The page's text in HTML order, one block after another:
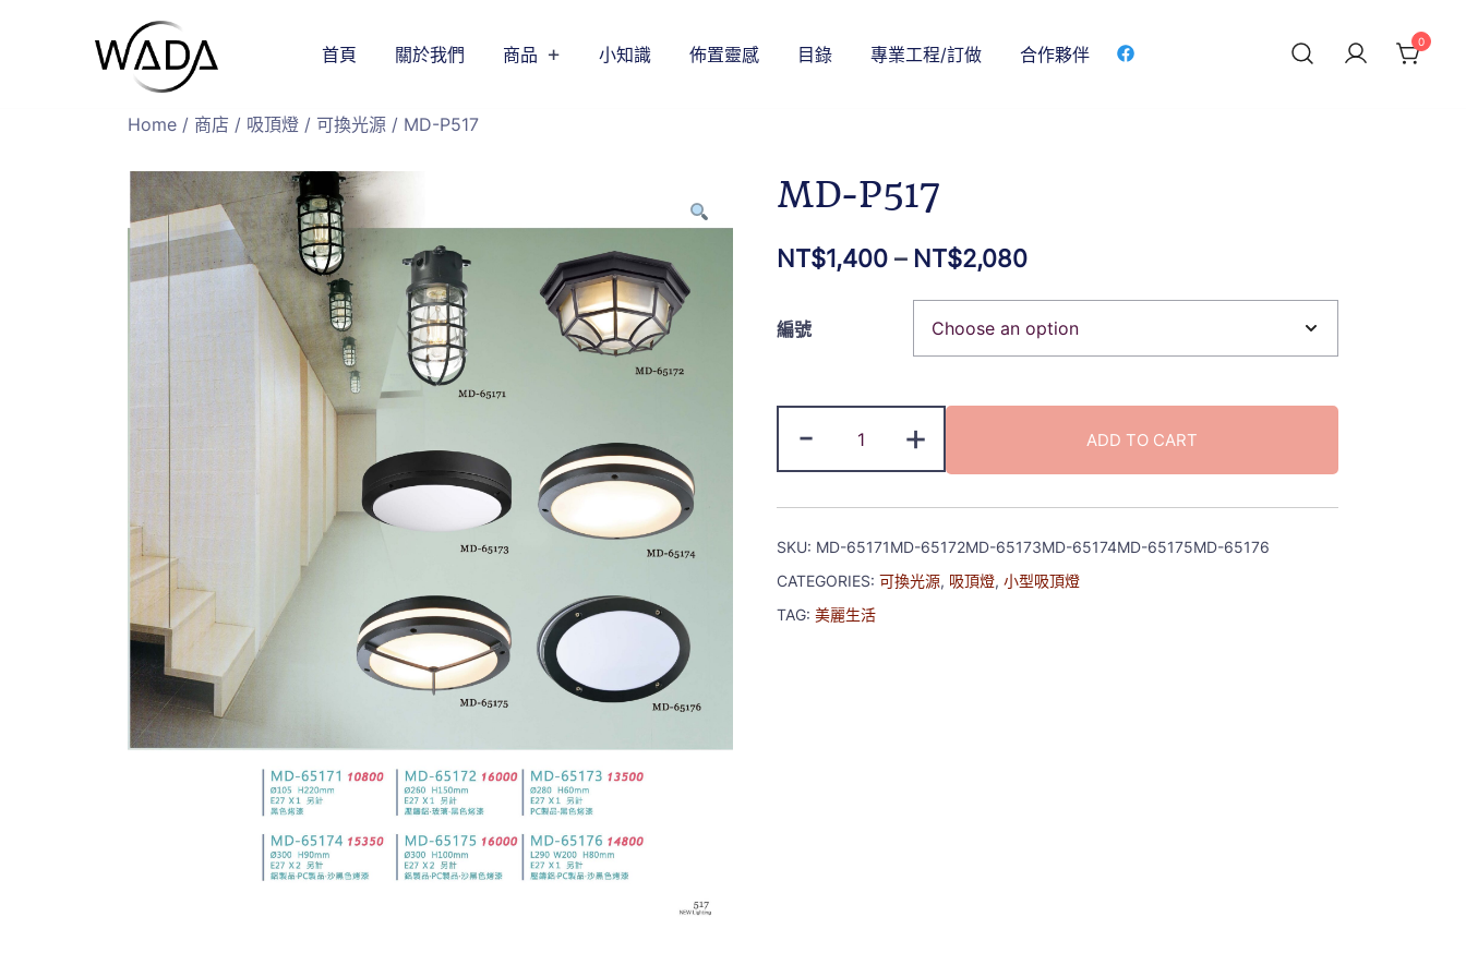
緯達燈飾
緯達燈飾企業行
首頁 關於我們 商品 小知識 佈置靈感 目錄 專業工程/訂做 合作夥伴
0
Home / 商店 / 吸頂燈 / 可換光源 / MD-P517
MD-P517
NT$1,400 – NT$2,080
編號
- + ADD TO CART
SKU: MD-65171MD-65172MD-65173MD-65174MD-65175MD-65176
CATEGORIES: 可換光源, 吸頂燈, 小型吸頂燈
TAG: 美麗生活